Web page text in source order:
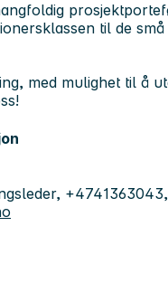
til de
med mulighet til å
+4741363043,